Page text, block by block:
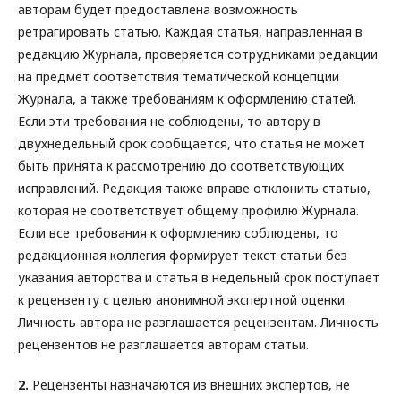
авторам будет предоставлена возможность
ретрагировать статью. Каждая статья, направленная в
редакцию Журнала, проверяется сотрудниками редакции
на предмет соответствия тематической концепции
Журнала, а также требованиям к оформлению статей.
Если эти требования не соблюдены, то автору в
двухнедельный срок сообщается, что статья не может
быть принята к рассмотрению до соответствующих
исправлений. Редакция также вправе отклонить статью,
которая не соответствует общему профилю Журнала.
Если все требования к оформлению соблюдены, то
редакционная коллегия формирует текст статьи без
указания авторства и статья в недельный срок поступает
к рецензенту с целью анонимной экспертной оценки.
Личность автора не разглашается рецензентам. Личность
рецензентов не разглашается авторам статьи.
2. Рецензенты назначаются из внешних экспертов, не